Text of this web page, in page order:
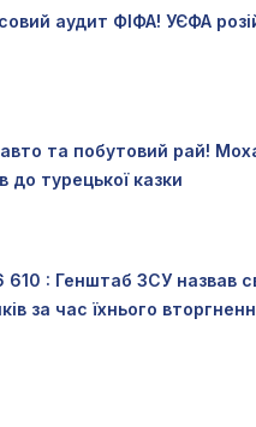
аудит ФІФА! УЄФА
авто та побутовий рай!
до турецької казки
610 : Генштаб ЗСУ назвав
за час їхнього